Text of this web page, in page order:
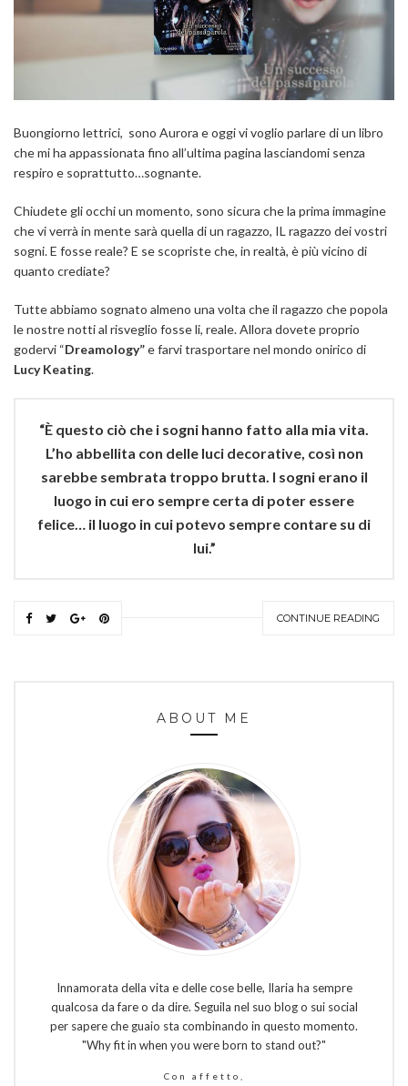
Buongiorno lettrici, sono Aurora e oggi vi voglio parlare di un libro
che mi ha appassionata fino all’ultima pagina lasciandomi senza
respiro e soprattutto…sognante.
Chiudete gli occhi un momento, sono sicura che la prima immagine
che vi verrà in mente sarà quella di un ragazzo, IL ragazzo dei vostri
sogni. E fosse reale? E se scopriste che, in realtà, è più vicino di
quanto crediate?
Tutte abbiamo sognato almeno una volta che il ragazzo che popola
le nostre notti al risveglio fosse li, reale. Allora dovete proprio
godervi “Dreamology”e farvi trasportare nel mondo onirico di
Lucy Keating.
“È questo ciò che i sogni hanno fatto alla mia vita.
L’ho abbellita con delle luci decorative, così non
sarebbe sembrata troppo brutta. I sogni erano il
luogo in cui ero sempre certa di poter essere
felice… il luogo in cui potevo sempre contare su di
lui.”
CONTINUE READING
ABOUT ME
Innamorata della vita e delle cose belle, Ilaria ha sempre
qualcosa da fare o da dire. Seguila nel suo blog o sui social
per sapere che guaio sta combinando in questo momento.
"Why fit in when you were born to stand out?"
Con affetto,